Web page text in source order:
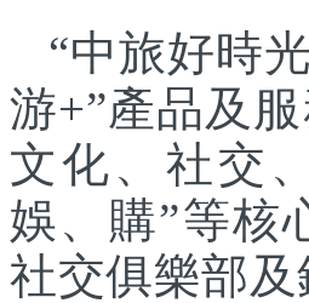
“中旅好時
游+”產品及
文化、社交
娛、購”等核
社交俱樂部